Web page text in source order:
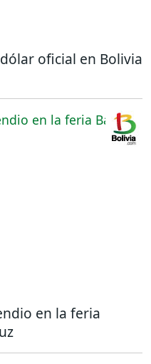
oficial en Bolivia
en la feria